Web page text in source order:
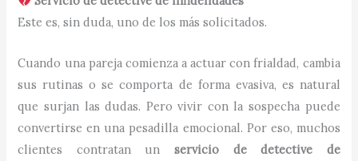
Este es, sin duda, uno de los más solicitados.
Cuando una pareja comienza a actuar con frialdad, cambia
sus rutinas o se comporta de forma evasiva, es natural
que surjan las dudas. Pero vivir con la sospecha puede
convertirse en una pesadilla emocional. Por eso, muchos
clientes contratan un servicio de detective de